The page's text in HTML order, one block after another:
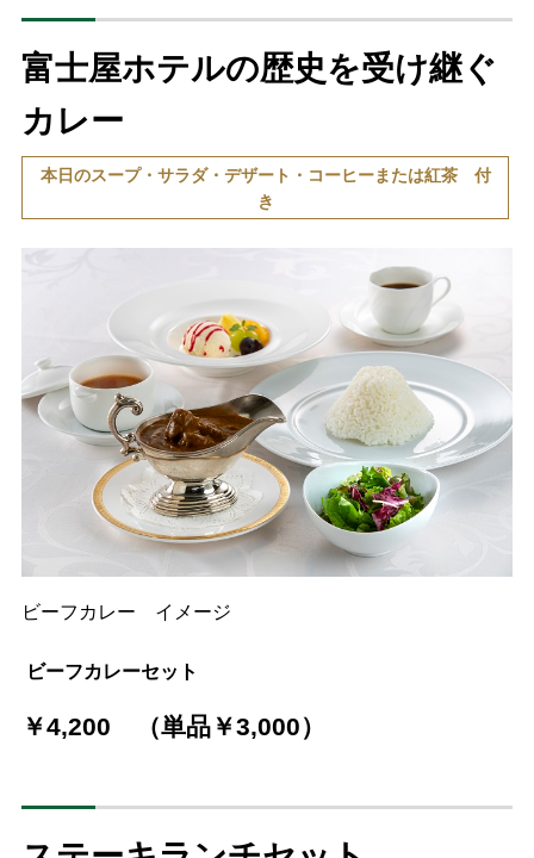
富士屋ホテルの歴史を受け継ぐ
カレー
本日のスープ・サラダ・デザート・コーヒーまたは紅茶 付
き
ビーフカレー イメージ
ビーフカレーセット
￥4,200 （単品￥3,000）